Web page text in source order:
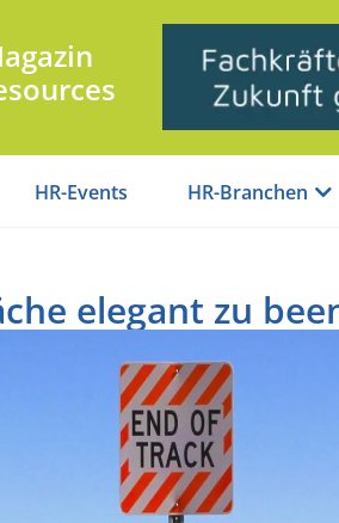
HR-Events HR-Branchen
elegant zu